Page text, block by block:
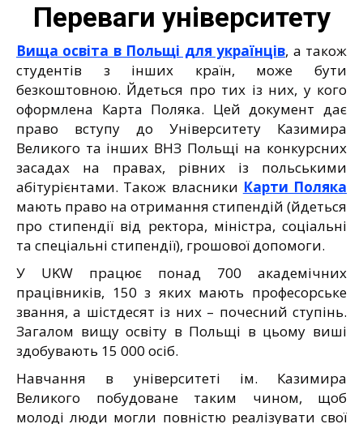
Переваги університету
Вища освіта в Польщі для українців, а також
студентів з інших країн, може бути
безкоштовною. Йдеться про тих із них, у кого
оформлена Карта Поляка. Цей документ дає
право вступу до Університету Казимира
Великого та інших ВНЗ Польщі на конкурсних
засадах на правах, рівних із польськими
абітурієнтами. Також власники Карти Поляка
мають право на отримання стипендій (йдеться
про стипендії від ректора, міністра, соціальні
та спеціальні стипендії), грошової допомоги.
У UKW працює понад 700 академічних
працівників, 150 з яких мають професорське
звання, а шістдесят із них – почесний ступінь.
Загалом вищу освіту в Польщі в цьому виші
здобувають 15 000 осіб.
Навчання в університеті ім. Казимира
Великого побудоване таким чином, щоб
молоді люди могли повністю реалізувати свої